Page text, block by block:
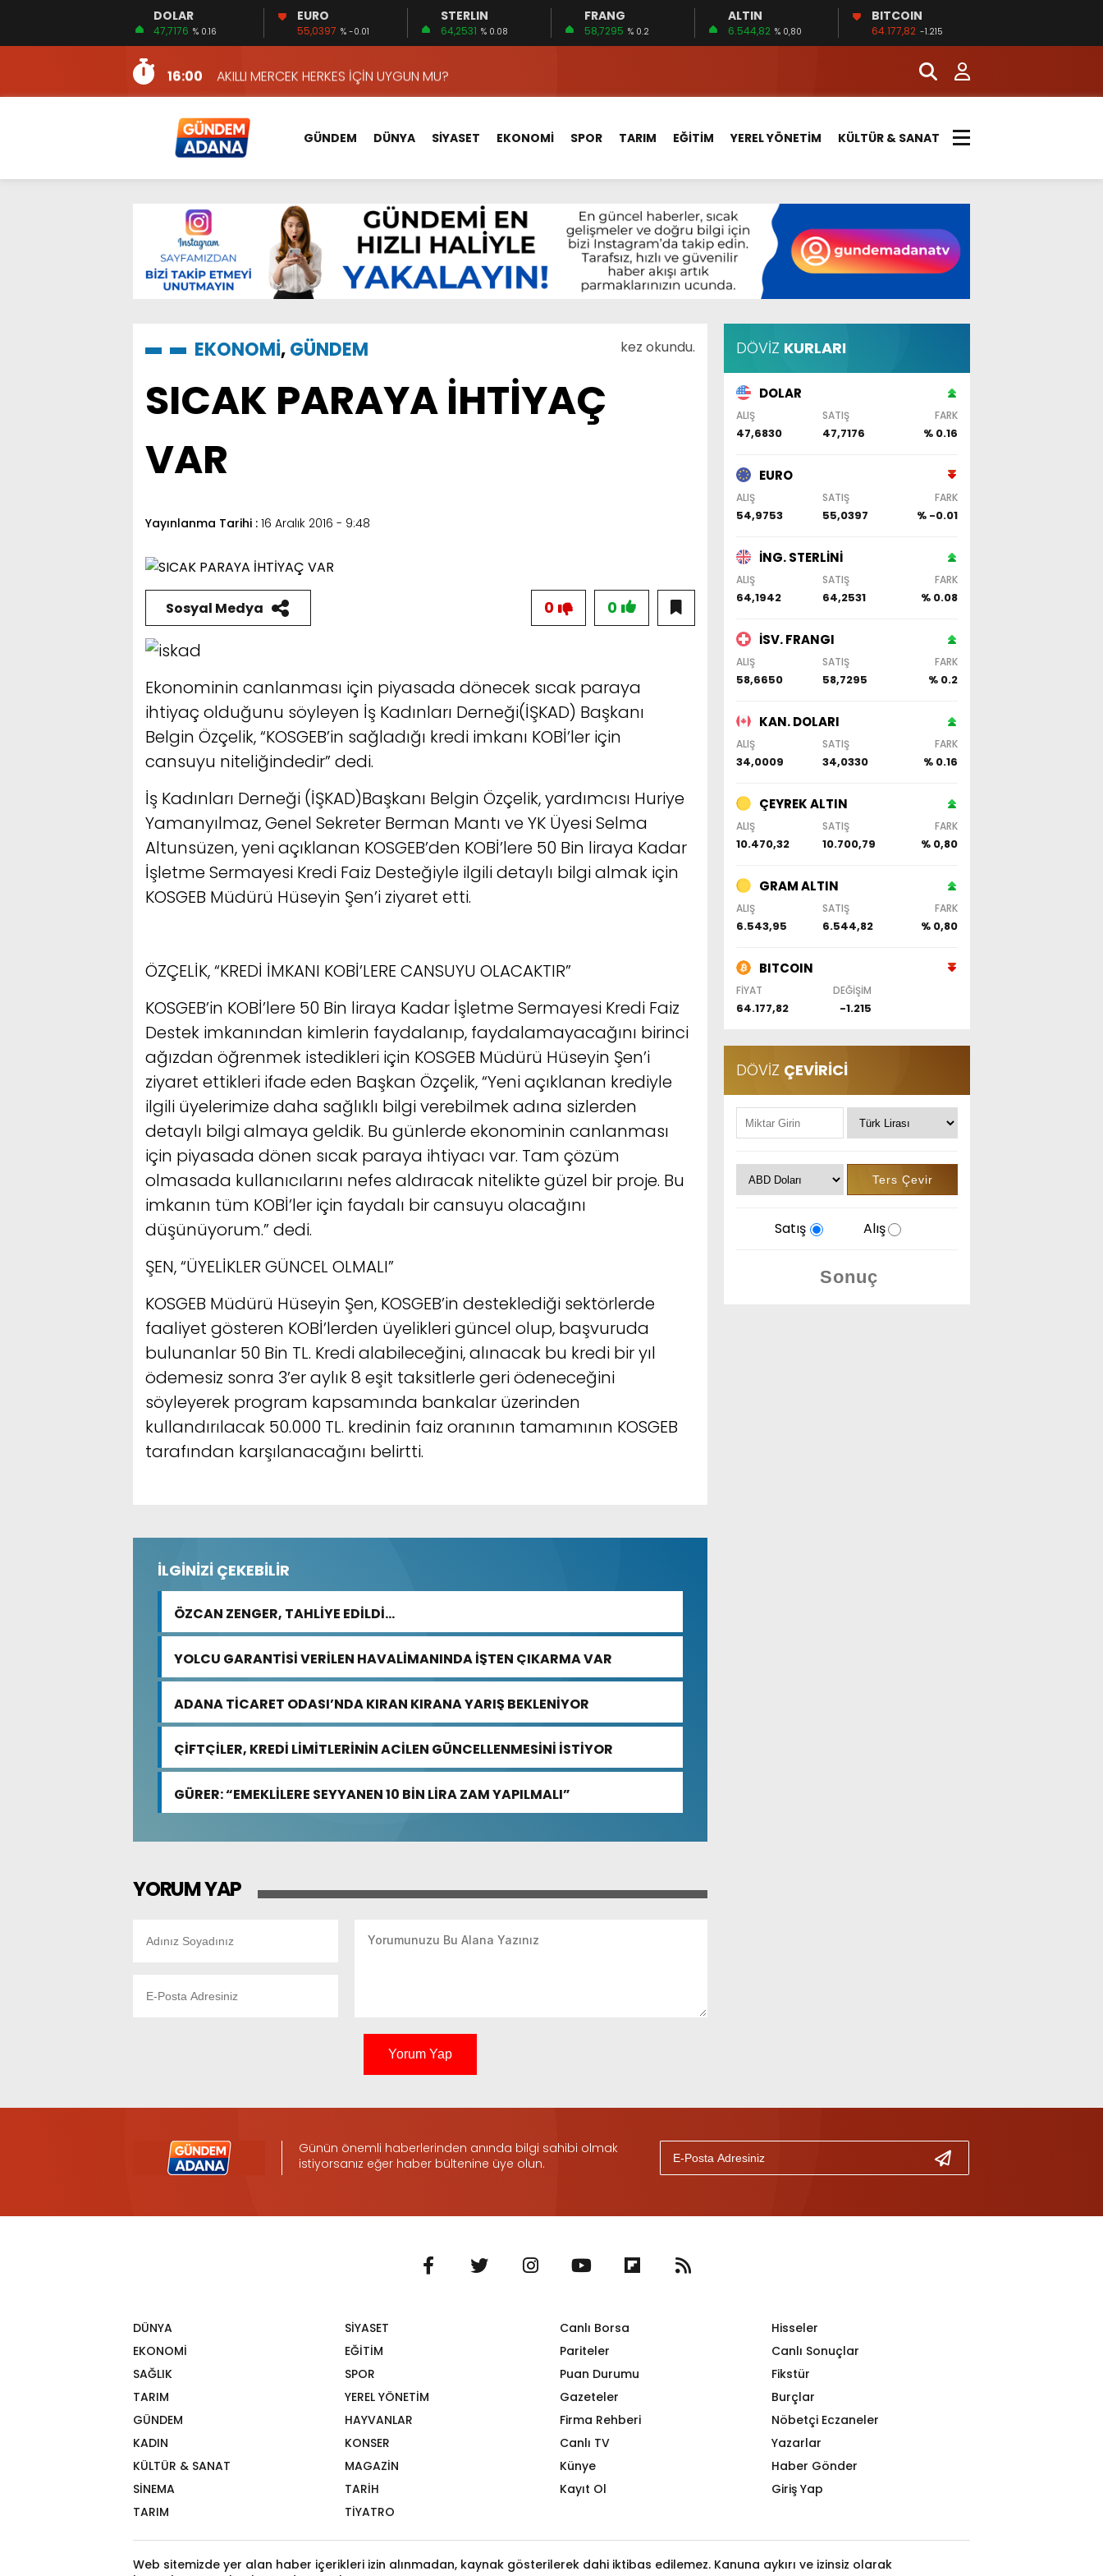
DOLAR
47,7176 % 0.16
EURO
55,0397 % -0.01
STERLIN
64,2531 % 0.08
FRANG
58,7295 % 0.2
ALTIN
6.544,82 % 0,80
BITCOIN
64.177,82 -1.215
13:48
HAFTA SONUNA ÖZEL KİTAPLAR…
2:08
ÖZCAN ZENGER, TAHLİYE EDİLDİ…
16:00
AKILLI MERCEK HERKES İÇİN UYGUN MU?
10:06
ADANA’DAKİ CİNAYETLER MECLİSTE KONUŞULDU
13:54
NACAR: ESNAFIN SAĞLIK HİZMETLERİNİ KONUŞTUK
13:19
NACAR, DAHA İYİ SAĞLIK HİZMETLERİ İÇİN SAHADA
7:26
SULAMA KANALLARINDAKİ BOĞULMALARI ÖNLEMEK İÇİN GÖRÜŞTÜLER…
HERKES İÇİN ERİŞİLEBİLİR BEYİN SAĞLIĞI!
14:22
EMEKLİLER EN DÜŞÜK EMEKLİ AYLIĞININ 40 BİN LİRA OLMASINI İSTİYOR!
13:10
İKİNCİ 500’DE ADANA’DAN 15 FİRMA
13:48
HAFTA SONUNA ÖZEL KİTAPLAR…
GÜNDEM DÜNYA SİYASET EKONOMİ SPOR TARIM EĞİTİM YEREL YÖNETİM KÜLTÜR & SANAT
EKONOMİ,GÜNDEM kez okundu.
SICAK PARAYA İHTİYAÇ
VAR
Yayınlanma Tarihi : 16 Aralık 2016 - 9:48
Sosyal Medya 0
0
Ekonominin canlanması için piyasada dönecek sıcak paraya
ihtiyaç olduğunu söyleyen İş Kadınları Derneği(İŞKAD) Başkanı
Belgin Özçelik, “KOSGEB’in sağladığı kredi imkanı KOBİ’ler için
cansuyu niteliğindedir” dedi.
İş Kadınları Derneği (İŞKAD)Başkanı Belgin Özçelik, yardımcısı Huriye
Yamanyılmaz, Genel Sekreter Berman Mantı ve YK Üyesi Selma
Altunsüzen, yeni açıklanan KOSGEB’den KOBİ’lere 50 Bin liraya Kadar
İşletme Sermayesi Kredi Faiz Desteğiyle ilgili detaylı bilgi almak için
KOSGEB Müdürü Hüseyin Şen’i ziyaret etti.
ÖZÇELİK, “KREDİ İMKANI KOBİ’LERE CANSUYU OLACAKTIR”
KOSGEB’in KOBİ’lere 50 Bin liraya Kadar İşletme Sermayesi Kredi Faiz
Destek imkanından kimlerin faydalanıp, faydalamayacağını birinci
ağızdan öğrenmek istedikleri için KOSGEB Müdürü Hüseyin Şen’i
ziyaret ettikleri ifade eden Başkan Özçelik, “Yeni açıklanan krediyle
ilgili üyelerimize daha sağlıklı bilgi verebilmek adına sizlerden
detaylı bilgi almaya geldik. Bu günlerde ekonominin canlanması
için piyasada dönen sıcak paraya ihtiyacı var. Tam çözüm
olmasada kullanıcılarını nefes aldıracak nitelikte güzel bir proje. Bu
imkanın tüm KOBİ’ler için faydalı bir cansuyu olacağını
düşünüyorum.” dedi.
ŞEN, “ÜYELİKLER GÜNCEL OLMALI”
KOSGEB Müdürü Hüseyin Şen, KOSGEB’in desteklediği sektörlerde
faaliyet gösteren KOBİ’lerden üyelikleri güncel olup, başvuruda
bulunanlar 50 Bin TL. Kredi alabileceğini, alınacak bu kredi bir yıl
ödemesiz sonra 3’er aylık 8 eşit taksitlerle geri ödeneceğini
söyleyerek program kapsamında bankalar üzerinden
kullandırılacak 50.000 TL. kredinin faiz oranının tamamının KOSGEB
tarafından karşılanacağını belirtti.
İLGİNİZİ ÇEKEBİLİR
ÖZCAN ZENGER, TAHLİYE EDİLDİ…
YOLCU GARANTİSİ VERİLEN HAVALİMANINDA İŞTEN ÇIKARMA VAR
ADANA TİCARET ODASI’NDA KIRAN KIRANA YARIŞ BEKLENİYOR
ÇİFTÇİLER, KREDİ LİMİTLERİNİN ACİLEN GÜNCELLENMESİNİ İSTİYOR
GÜRER: “EMEKLİLERE SEYYANEN 10 BİN LİRA ZAM YAPILMALI”
YORUM YAP
Yorum Yap
DÖVİZ KURLARI
DOLAR
ALIŞ SATIŞ FARK
47,6830 47,7176 % 0.16
EURO
ALIŞ SATIŞ FARK
54,9753 55,0397 % -0.01
İNG. STERLİNİ
ALIŞ SATIŞ FARK
64,1942 64,2531 % 0.08
İSV. FRANGI
ALIŞ SATIŞ FARK
58,6650 58,7295 % 0.2
KAN. DOLARI
ALIŞ SATIŞ FARK
34,0009 34,0330 % 0.16
ÇEYREK ALTIN
ALIŞ SATIŞ FARK
10.470,32 10.700,79 % 0,80
GRAM ALTIN
ALIŞ SATIŞ FARK
6.543,95 6.544,82 % 0,80
BITCOIN
FİYAT DEĞİŞİM
64.177,82 -1.215
DÖVİZ ÇEVİRİCİ
Satış Alış
Günün önemli haberlerinden anında bilgi sahibi olmak
istiyorsanız eğer haber bültenine üye olun.
DÜNYA
SİYASET
EKONOMİ
EĞİTİM
SAĞLIK
SPOR
TARIM
YEREL YÖNETİM
GÜNDEM
HAYVANLAR
KADIN
KONSER
KÜLTÜR & SANAT
MAGAZİN
SİNEMA
TARİH
TARIM
TİYATRO
Canlı Borsa
Hisseler
Pariteler
Canlı Sonuçlar
Puan Durumu
Fikstür
Gazeteler
Burçlar
Firma Rehberi
Nöbetçi Eczaneler
Canlı TV
Yazarlar
Künye
Haber Gönder
Kayıt Ol
Giriş Yap
Web sitemizde yer alan haber içerikleri izin alınmadan, kaynak gösterilerek dahi iktibas edilemez. Kanuna aykırı ve izinsiz olarak